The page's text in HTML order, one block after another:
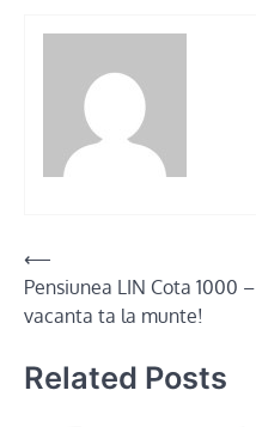
Post
navigation
⟵
Pensiunea LIN Cota 1000 –
vacanta ta la munte!
Related Posts